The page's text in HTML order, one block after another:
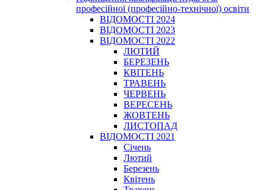
професійної (професійно-технічної) освіти
ВІДОМОСТІ 2024
ВІДОМОСТІ 2023
ВІДОМОСТІ 2022
ЛЮТИЙ
БЕРЕЗЕНЬ
КВІТЕНЬ
ТРАВЕНЬ
ЧЕРВЕНЬ
ВЕРЕСЕНЬ
ЖОВТЕНЬ
ЛИСТОПАД
ВІДОМОСТІ 2021
Січень
Лютий
Березень
Квітень